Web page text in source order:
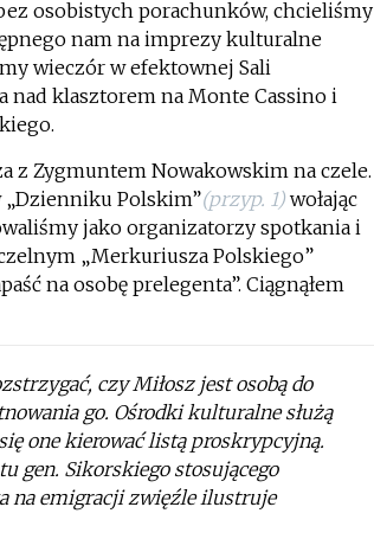
osobistych porachunków, chcieliśmy
nam na imprezy kulturalne
wieczór w efektownej Sali
nad klasztorem na Monte Cassino i
z Zygmuntem Nowakowskim na czele.
Polskim”(przyp. 1) wołając
jako organizatorzy spotkania i
„Merkuriusza Polskiego”
na osobę prelegenta”. Ciągnąłem
czy Miłosz jest osobą do
go. Ośrodki kulturalne służą
one kierować listą proskrypcyjną.
gen. Sikorskiego stosującego
na emigracji zwięźle ilustruje